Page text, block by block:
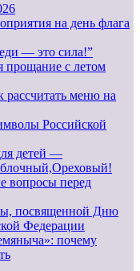
на день флага
— это сила!”
прощание с летом
рассчитать меню на
Российской
детей —
вопросы перед
посвященной Дню
Федерации
почему